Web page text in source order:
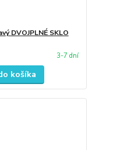
DVOJPLNÉ SKLO
3-7 dní
košíka